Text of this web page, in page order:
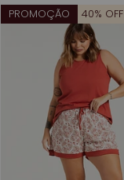
PROMOÇÃO 40% OFF